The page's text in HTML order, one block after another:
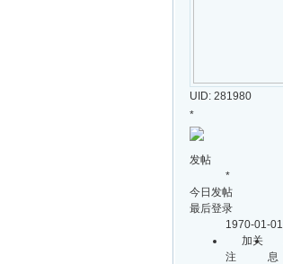
UID: 281980
*
发帖
*
今日发帖
最后登录
1970-01-01
加关
注
息